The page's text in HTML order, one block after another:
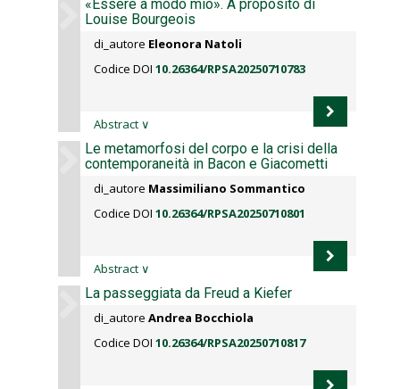
«Essere a modo mio». A proposito di
Louise Bourgeois
di_autore Eleonora Natoli
Codice DOI 10.26364/RPSA20250710783
Abstract ∨
Le metamorfosi del corpo e la crisi della
contemporaneità in Bacon e Giacometti
di_autore Massimiliano Sommantico
Codice DOI 10.26364/RPSA20250710801
Abstract ∨
La passeggiata da Freud a Kiefer
di_autore Andrea Bocchiola
Codice DOI 10.26364/RPSA20250710817